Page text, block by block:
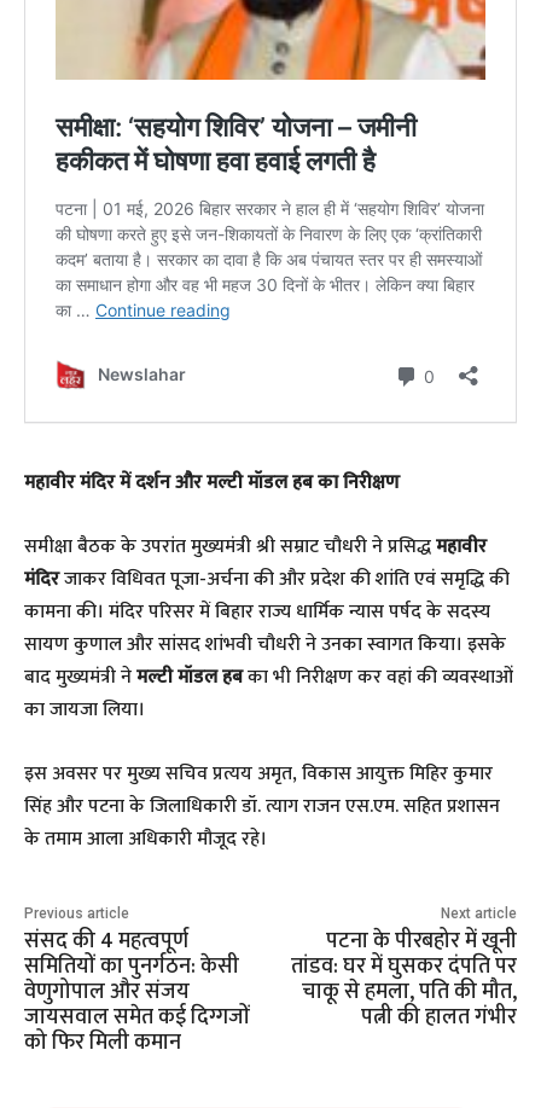
​महावीर मंदिर में दर्शन और मल्टी मॉडल हब का निरीक्षण
​समीक्षा बैठक के उपरांत मुख्यमंत्री श्री सम्राट चौधरी ने प्रसिद्धमहावीर
मंदिरजाकर विधिवत पूजा-अर्चना की और प्रदेश की शांति एवं समृद्धि की
कामना की। मंदिर परिसर में बिहार राज्य धार्मिक न्यास पर्षद के सदस्य
सायण कुणाल और सांसद शांभवी चौधरी ने उनका स्वागत किया। इसके
बाद मुख्यमंत्री नेमल्टी मॉडल हबका भी निरीक्षण कर वहां की व्यवस्थाओं
का जायजा लिया।
​इस अवसर पर मुख्य सचिव प्रत्यय अमृत, विकास आयुक्त मिहिर कुमार
सिंह और पटना के जिलाधिकारी डॉ. त्याग राजन एस.एम. सहित प्रशासन
के तमाम आला अधिकारी मौजूद रहे।
Previous article
संसद की 4 महत्वपूर्ण
समितियों का पुनर्गठन: केसी
वेणुगोपाल और संजय
जायसवाल समेत कई दिग्गजों
को फिर मिली कमान
Next article
पटना के पीरबहोर में खूनी
तांडव: घर में घुसकर दंपति पर
चाकू से हमला, पति की मौत,
पत्नी की हालत गंभीर